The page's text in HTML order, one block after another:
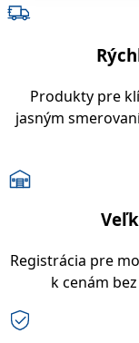
Produkty pre
jasným
Registrácia pre
k cenám